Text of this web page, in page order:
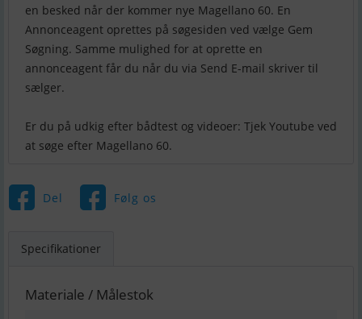
en besked når der kommer nye Magellano 60. En
Annonceagent oprettes på søgesiden ved vælge Gem
Søgning. Samme mulighed for at oprette en
annonceagent får du når du via Send E-mail skriver til
sælger.
Er du på udkig efter bådtest og videoer: Tjek Youtube ved
at søge efter Magellano 60.
Del Følg os
Specifikationer
Materiale / Målestok